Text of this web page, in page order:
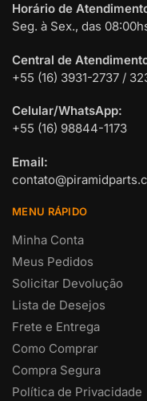
Horário de
Seg. à Sex., das
Central de
+55 (16) 3931-2737 /
Celular/WhatsApp:
+55 (16) 98844-1173
Email:
MENU RÁPIDO
Minha Conta
Meus Pedidos
Solicitar Devolução
Lista de Desejos
Frete e Entrega
Como Comprar
Compra Segura
Política de Privacidade